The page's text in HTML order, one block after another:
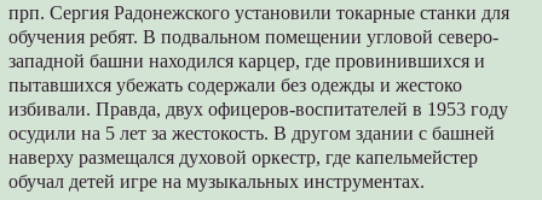
прп. Сергия Радонежского установили токарные станки для
обучения ребят. В подвальном помещении угловой северо-
западной башни находился карцер, где провинившихся и
пытавшихся убежать содержали без одежды и жестоко
избивали. Правда, двух офицеров-воспитателей в 1953 году
осудили на 5 лет за жестокость. В другом здании с башней
наверху размещался духовой оркестр, где капельмейстер
обучал детей игре на музыкальных инструментах.